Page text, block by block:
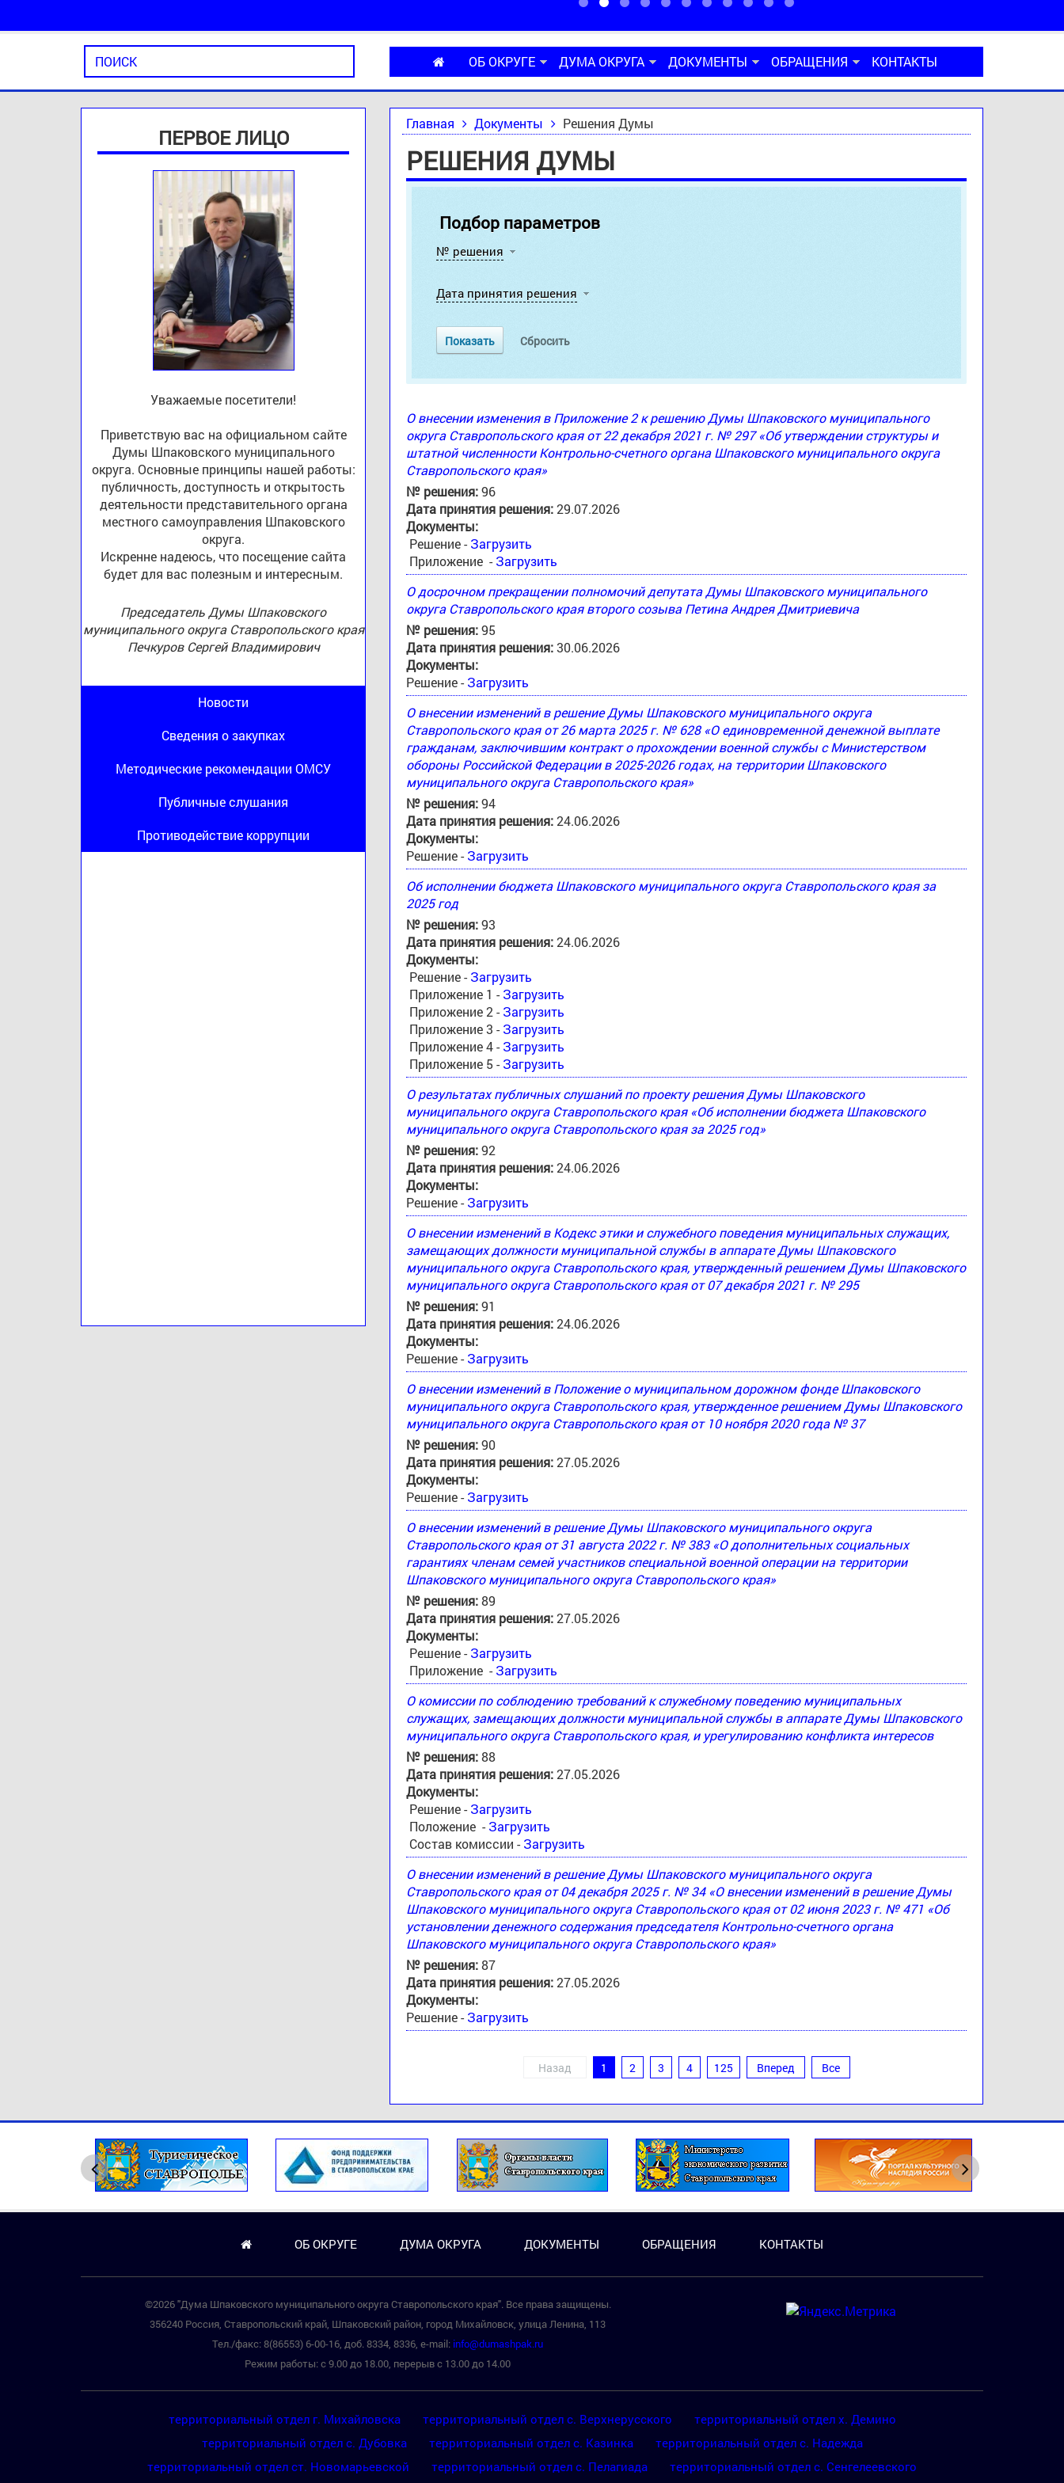
ОБ ОКРУГЕ ДУМА ОКРУГА ДОКУМЕНТЫ ОБРАЩЕНИЯ КОНТАКТЫ
ПЕРВОЕ ЛИЦО
Уважаемые посетители!
Приветствую вас на официальном сайте
Думы Шпаковского муниципального
округа. Основные принципы нашей работы:
публичность, доступность и открытость
деятельности представительного органа
местного самоуправления Шпаковского
округа.
Искренне надеюсь, что посещение сайта
будет для вас полезным и интересным.
Председатель Думы Шпаковского
муниципального округа Ставропольского края
Печкуров Сергей Владимирович
Новости
Сведения о закупках
Методические рекомендации ОМСУ
Публичные слушания
Противодействие коррупции
Главная Документы Решения Думы
РЕШЕНИЯ ДУМЫ
Подбор параметров
№ решения
Дата принятия решения
О внесении изменения в Приложение 2 к решению Думы Шпаковского муниципального
округа Ставропольского края от 22 декабря 2021 г. № 297 «Об утверждении структуры и
штатной численности Контрольно-счетного органа Шпаковского муниципального округа
Ставропольского края»
№ решения:96
Дата принятия решения:29.07.2026
Документы:
Решение - Загрузить
Приложение - Загрузить
О досрочном прекращении полномочий депутата Думы Шпаковского муниципального
округа Ставропольского края второго созыва Петина Андрея Дмитриевича
№ решения:95
Дата принятия решения:30.06.2026
Документы:
Решение - Загрузить
О внесении изменений в решение Думы Шпаковского муниципального округа
Ставропольского края от 26 марта 2025 г. № 628 «О единовременной денежной выплате
гражданам, заключившим контракт о прохождении военной службы с Министерством
обороны Российской Федерации в 2025-2026 годах, на территории Шпаковского
муниципального округа Ставропольского края»
№ решения:94
Дата принятия решения:24.06.2026
Документы:
Решение - Загрузить
Об исполнении бюджета Шпаковского муниципального округа Ставропольского края за
2025 год
№ решения:93
Дата принятия решения:24.06.2026
Документы:
Решение - Загрузить
Приложение 1 - Загрузить
Приложение 2 - Загрузить
Приложение 3 - Загрузить
Приложение 4 - Загрузить
Приложение 5 - Загрузить
О результатах публичных слушаний по проекту решения Думы Шпаковского
муниципального округа Ставропольского края «Об исполнении бюджета Шпаковского
муниципального округа Ставропольского края за 2025 год»
№ решения:92
Дата принятия решения:24.06.2026
Документы:
Решение - Загрузить
О внесении изменений в Кодекс этики и служебного поведения муниципальных служащих,
замещающих должности муниципальной службы в аппарате Думы Шпаковского
муниципального округа Ставропольского края, утвержденный решением Думы Шпаковского
муниципального округа Ставропольского края от 07 декабря 2021 г. № 295
№ решения:91
Дата принятия решения:24.06.2026
Документы:
Решение - Загрузить
О внесении изменений в Положение о муниципальном дорожном фонде Шпаковского
муниципального округа Ставропольского края, утвержденное решением Думы Шпаковского
муниципального округа Ставропольского края от 10 ноября 2020 года № 37
№ решения:90
Дата принятия решения:27.05.2026
Документы:
Решение - Загрузить
О внесении изменений в решение Думы Шпаковского муниципального округа
Ставропольского края от 31 августа 2022 г. № 383 «О дополнительных социальных
гарантиях членам семей участников специальной военной операции на территории
Шпаковского муниципального округа Ставропольского края»
№ решения:89
Дата принятия решения:27.05.2026
Документы:
Решение - Загрузить
Приложение - Загрузить
О комиссии по соблюдению требований к служебному поведению муниципальных
служащих, замещающих должности муниципальной службы в аппарате Думы Шпаковского
муниципального округа Ставропольского края, и урегулированию конфликта интересов
№ решения:88
Дата принятия решения:27.05.2026
Документы:
Решение - Загрузить
Положение - Загрузить
Состав комиссии - Загрузить
О внесении изменений в решение Думы Шпаковского муниципального округа
Ставропольского края от 04 декабря 2025 г. № 34 «О внесении изменений в решение Думы
Шпаковского муниципального округа Ставропольского края от 02 июня 2023 г. № 471 «Об
установлении денежного содержания председателя Контрольно-счетного органа
Шпаковского муниципального округа Ставропольского края»
№ решения:87
Дата принятия решения:27.05.2026
Документы:
Решение - Загрузить
Назад 1 2 3 4 125 Вперед Все
ОБ ОКРУГЕ ДУМА ОКРУГА ДОКУМЕНТЫ ОБРАЩЕНИЯ КОНТАКТЫ
©2026 "Дума Шпаковского муниципального округа Ставропольского края". Все права защищены.
356240 Россия, Ставропольский край, Шпаковский район, город Михайловск, улица Ленина, 113
Тел./факс: 8(86553) 6-00-16, доб. 8334, 8336, e-mail: info@dumashpak.ru
Режим работы: с 9.00 до 18.00, перерыв с 13.00 до 14.00
территориальный отдел г. Михайловска территориальный отдел с. Верхнерусского
территориальный отдел х. Демино
территориальный отдел с. Дубовка
территориальный отдел с. Казинка
территориальный отдел с. Надежда
территориальный отдел ст. Новомарьевской
территориальный отдел с. Пелагиада
территориальный отдел с. Сенгелеевского